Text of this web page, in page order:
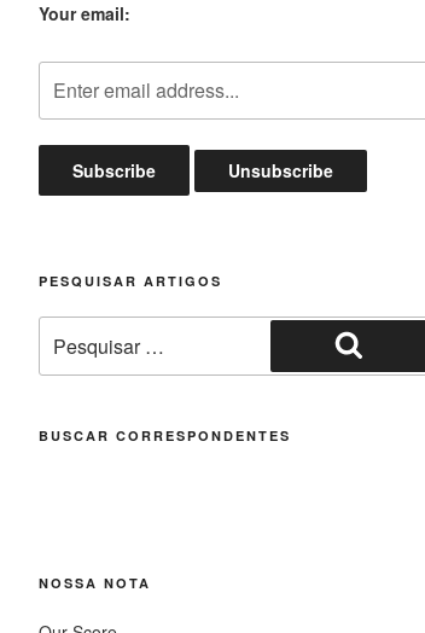
Your email:
PESQUISAR ARTIGOS
por:
Pesquisar
BUSCAR CORRESPONDENTES
NOSSA NOTA